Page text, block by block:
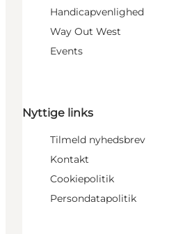
Handicapvenlighed
Way Out West
Events
Nyttige links
Tilmeld nyhedsbrev
Kontakt
Cookiepolitik
Persondatapolitik